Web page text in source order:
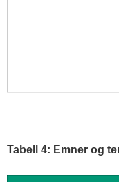
Tabell 4: Emner og